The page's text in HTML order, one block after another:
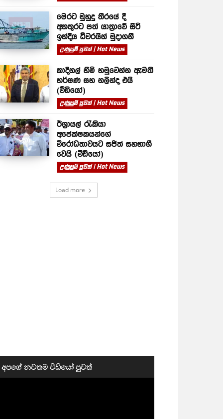
මෙරට මුහුදු තීරයේ දී
අනතුරට පත් යාත්‍රාවේ සිටි
ඉන්දීය ධීවරයින් මුදාගනී
උණුසුම් පුවත් | Hot News
කාදිනල් හිමි හමුවෙන්න ඇමති
හර්ෂණ සහ නලින්ද එයි
(වීඩියෝ)
උණුසුම් පුවත් | Hot News
ඊශ්‍රායල් රැකියා
අපේක්ෂකයන්ගේ
විරෝධතාවයට සජිත් සහභාගී
වෙයි (වීඩියෝ)
උණුසුම් පුවත් | Hot News
Load more
අපගේ නවතම වීඩියෝ පුවත්